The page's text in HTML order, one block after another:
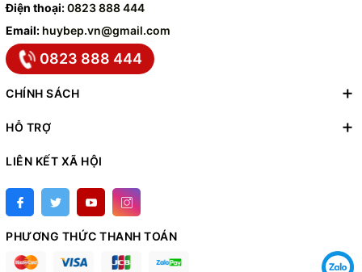
Điện thoại:0823 888 444
Email: huybep.vn@gmail.com
0823 888 444
CHÍNH SÁCH
HỖ TRỢ
LIÊN KẾT XÃ HỘI
PHƯƠNG THỨC THANH TOÁN